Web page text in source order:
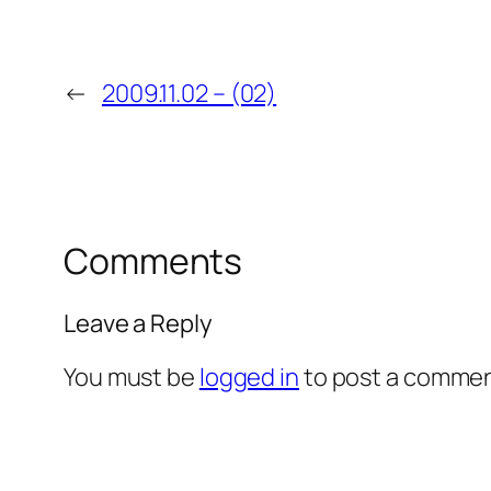
← 2009.11.02 – (02)
Comments
Leave a Reply
You must be logged into post a